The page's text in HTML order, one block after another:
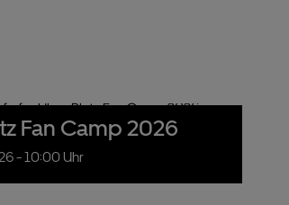
Fan Camp 2026
- 10:00 Uhr